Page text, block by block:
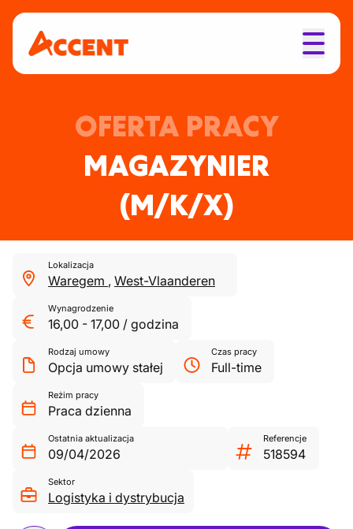
OFERTA PRACY
MAGAZYNIER
(M/K/X)
Lokalizacja
Waregem , West-Vlaanderen
Wynagrodzenie
16,00 - 17,00 / godzina
Rodzaj umowy
Opcja umowy stałej
Czas pracy
Full-time
Reżim pracy
Praca dzienna
Ostatnia aktualizacja
09/04/2026
Referencje
518594
Sektor
Logistyka i dystrybucja